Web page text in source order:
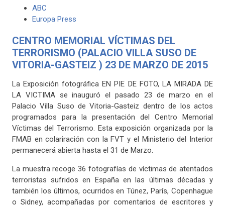
ABC
Europa Press
CENTRO MEMORIAL VÍCTIMAS DEL
TERRORISMO (PALACIO VILLA SUSO DE
VITORIA-GASTEIZ ) 23 DE MARZO DE 2015
La Exposición fotográfica EN PIE DE FOTO, LA MIRADA DE
LA VICTIMA se inauguró el pasado 23 de marzo en el
Palacio Villa Suso de Vitoria-Gasteiz dentro de los actos
programados para la presentación del Centro Memorial
Víctimas del Terrorismo. Esta exposición organizada por la
FMAB en colariración con la FVT y el Ministerio del Interior
permanecerá abierta hasta el 31 de Marzo.
La muestra recoge 36 fotografías de víctimas de atentados
terroristas sufridos en España en las últimas décadas y
también los últimos, ocurridos en Túnez, París, Copenhague
o Sidney, acompañadas por comentarios de escritores y